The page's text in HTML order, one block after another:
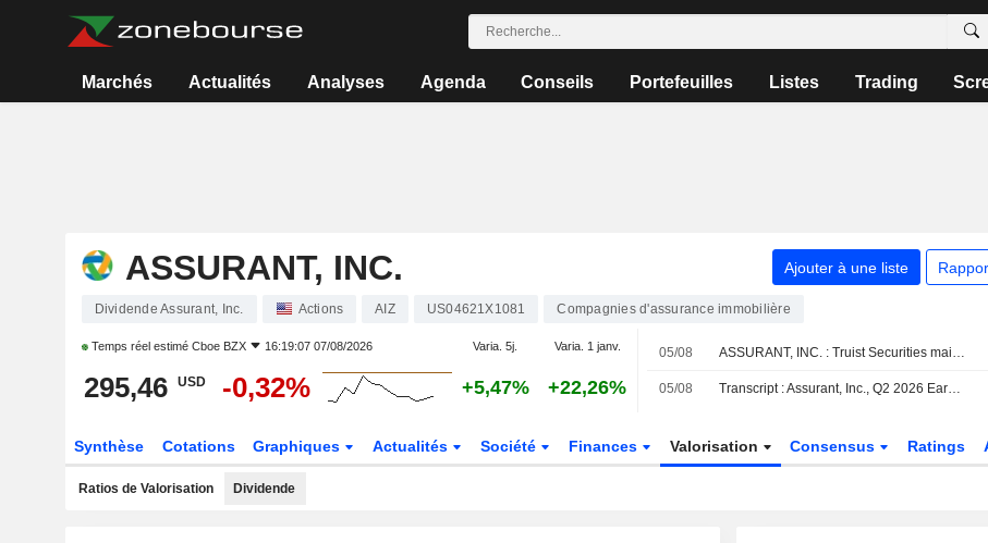
Marchés Actualités Analyses Agenda Conseils Portefeuilles Listes Trading
ASSURANT, INC. Ajouter à une liste
Dividende Assurant, Inc. Actions AIZ US04621X1081 Compagnies d'assurance immobilière
Temps réel estimé Cboe BZX 16:19:07 07/08/2026 Varia. 5j. Varia. 1 janv.
295,46 USD -0,32% +5,47% +22,26%
05/08 ASSURANT, INC. : Truist Securities maintient sa recommandation à l'achat
05/08 Transcript : Assurant, Inc., Q2 2026 Earnings Call, Aug 05, 2026
Synthèse Cotations Graphiques Actualités Société Finances Valorisation Consensus Ratings
Ratios de Valorisation Dividende